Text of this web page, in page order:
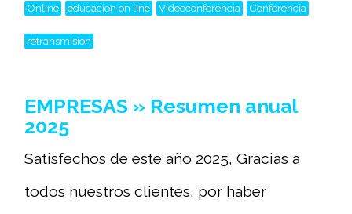
Online educacion on line Videoconferéncia Conferencia
retransmision
EMPRESAS » Resumen anual
2025
Satisfechos de este año 2025, Gracias a
todos nuestros clientes, por haber